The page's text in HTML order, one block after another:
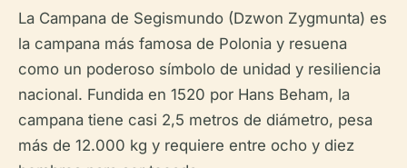
La Campana de Segismundo (Dzwon Zygmunta) es
la campana más famosa de Polonia y resuena
como un poderoso símbolo de unidad y resiliencia
nacional. Fundida en 1520 por Hans Beham, la
campana tiene casi 2,5 metros de diámetro, pesa
más de 12.000 kg y requiere entre ocho y diez